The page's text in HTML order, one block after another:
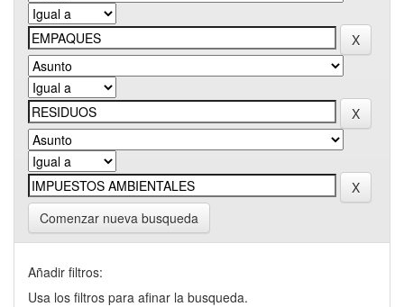
Comenzar nueva busqueda
Añadir filtros:
Usa los filtros para afinar la busqueda.